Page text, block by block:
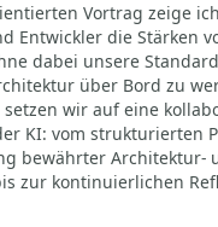
Vortrag zeige
Entwickler die Stärken
dabei unsere
über Bord zu
wir auf eine
KI: vom strukturierten
bewährter Architektur-
zur kontinuierlichen